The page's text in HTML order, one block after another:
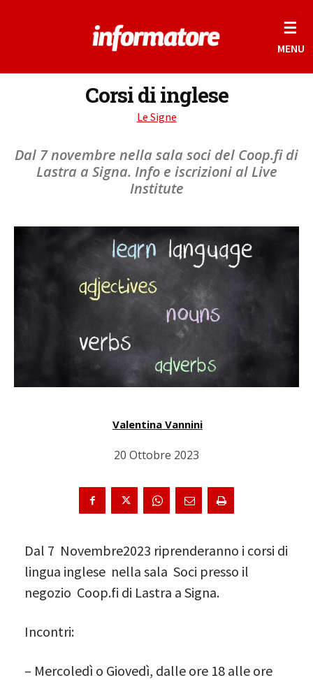
☰
MENU
Corsi di inglese
Le Signe
Dal 7 novembre nella sala soci del Coop.fi di
Lastra a Signa. Info e iscrizioni al Live
Institute
Valentina Vannini
20 Ottobre 2023
Dal 7 Novembre2023 riprenderanno i corsi di
lingua inglese nella sala Soci presso il
negozio Coop.fi di Lastra a Signa.
Incontri:
– Mercoledì o Giovedì, dalle ore 18 alle ore